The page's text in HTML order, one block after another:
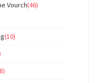
Vourch(46)
(10)